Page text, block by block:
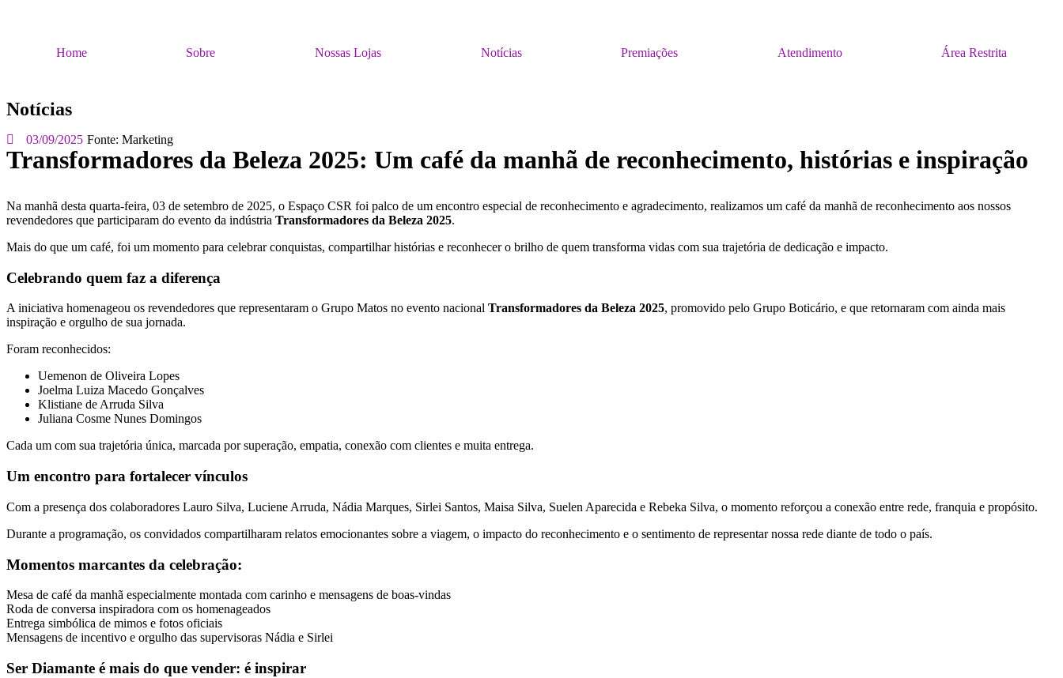
Home Sobre Nossas Lojas Notícias Premiações Atendimento Área Restrita
Notícias
03/09/2025 Fonte: Marketing
Transformadores da Beleza 2025: Um café da manhã de reconhecimento, histórias e inspiração
Na manhã desta quarta-feira, 03 de setembro de 2025, o Espaço CSR foi palco de um encontro especial de reconhecimento e agradecimento, realizamos um café da manhã de reconhecimento aos nossos
revendedores que participaram do evento da indústria Transformadores da Beleza 2025.
Mais do que um café, foi um momento para celebrar conquistas, compartilhar histórias e reconhecer o brilho de quem transforma vidas com sua trajetória de dedicação e impacto.
Celebrando quem faz a diferença
A iniciativa homenageou os revendedores que representaram o Grupo Matos no evento nacional Transformadores da Beleza 2025, promovido pelo Grupo Boticário, e que retornaram com ainda mais
inspiração e orgulho de sua jornada.
Foram reconhecidos:
Uemenon de Oliveira Lopes
Joelma Luiza Macedo Gonçalves
Klistiane de Arruda Silva
Juliana Cosme Nunes Domingos
Cada um com sua trajetória única, marcada por superação, empatia, conexão com clientes e muita entrega.
Um encontro para fortalecer vínculos
Com a presença dos colaboradores Lauro Silva, Luciene Arruda, Nádia Marques, Sirlei Santos, Maisa Silva, Suelen Aparecida e Rebeka Silva, o momento reforçou a conexão entre rede, franquia e propósito.
Durante a programação, os convidados compartilharam relatos emocionantes sobre a viagem, o impacto do reconhecimento e o sentimento de representar nossa rede diante de todo o país.
Momentos marcantes da celebração:
Mesa de café da manhã especialmente montada com carinho e mensagens de boas-vindas
Roda de conversa inspiradora com os homenageados
Entrega simbólica de mimos e fotos oficiais
Mensagens de incentivo e orgulho das supervisoras Nádia e Sirlei
Ser Diamante é mais do que vender: é inspirar